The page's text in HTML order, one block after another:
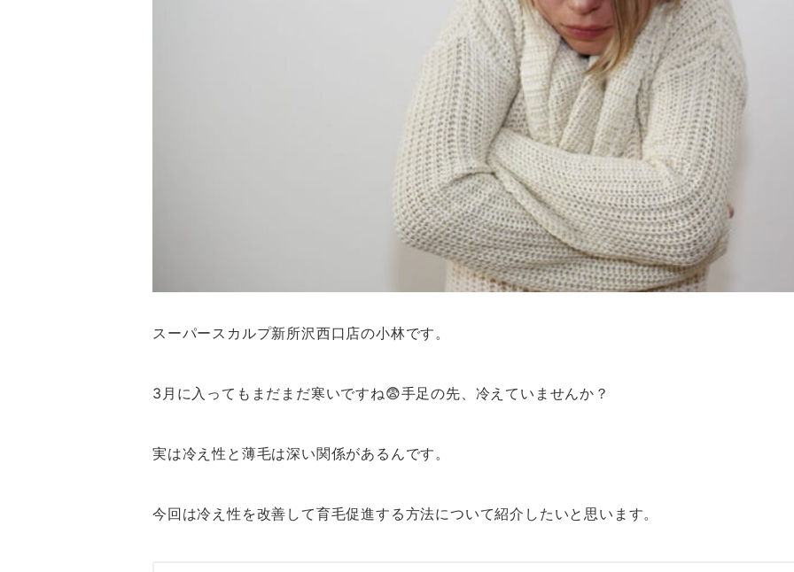
スーパースカルプ新所沢西口店の小林です。
3月に入ってもまだまだ寒いですね😨手足の先、冷えていませんか？
実は冷え性と薄毛は深い関係があるんです。
今回は冷え性を改善して育毛促進する方法について紹介したいと思います。
公式LINEで予約
LINE
LINEでの相談もお気軽にどうぞ